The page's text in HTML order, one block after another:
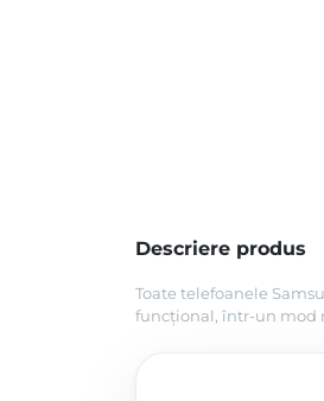
Descriere produs
Toate telefoanele
funcțional, într-un mod